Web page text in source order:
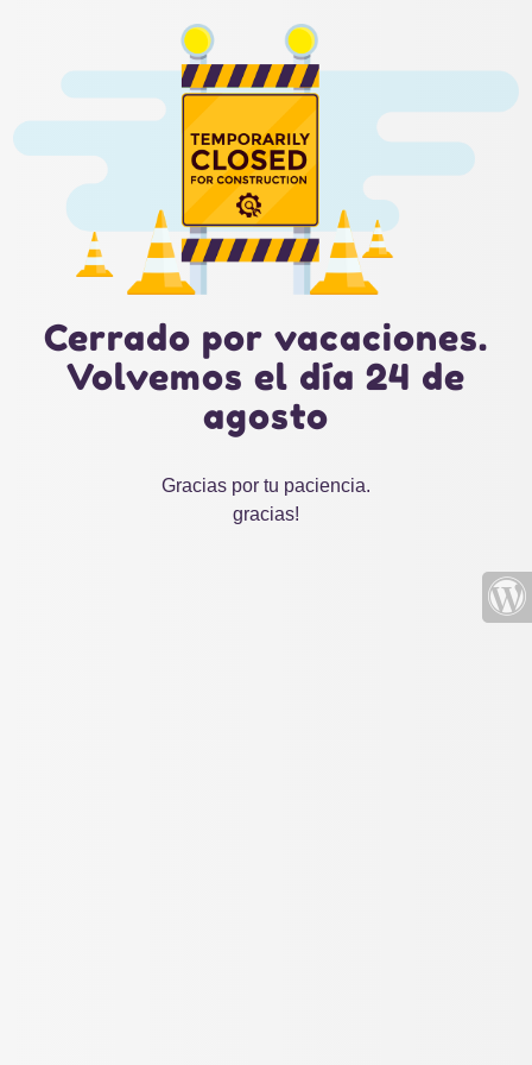
Cerrado por vacaciones.
Volvemos el día 24 de
agosto
Gracias por tu paciencia.
gracias!